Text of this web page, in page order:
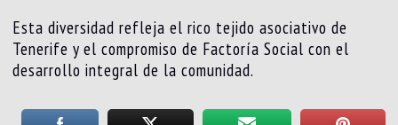
Esta diversidad refleja el rico tejido asociativo de
Tenerife y el compromiso de Factoría Social con el
desarrollo integral de la comunidad.